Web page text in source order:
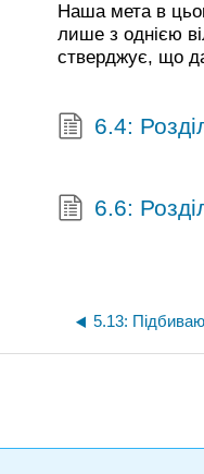
Наша мета в
лише з однією
стверджує, що
6.4:
6.6:
5.13: